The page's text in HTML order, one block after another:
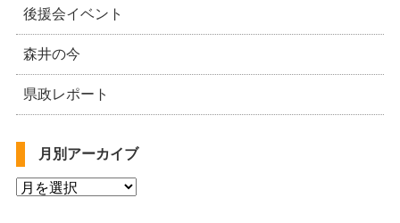
後援会イベント
森井の今
県政レポート
月別アーカイブ